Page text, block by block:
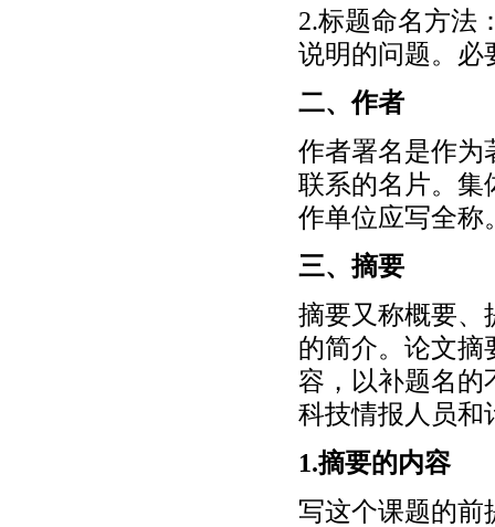
2.标题命名方法
说明的问题。必
二、作者
作者署名是作为
联系的名片。集
作单位应写全称
三、摘要
摘要又称概要、
的简介。论文摘
容，以补题名的
科技情报人员和
1.摘要的内容
写这个课题的前